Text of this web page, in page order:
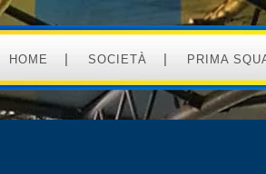
HOME SOCIETÀ PRIMA